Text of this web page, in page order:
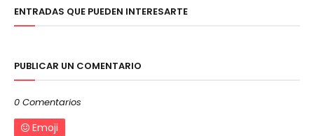
ENTRADAS QUE PUEDEN INTERESARTE
PUBLICAR UN COMENTARIO
0 Comentarios
Emoji